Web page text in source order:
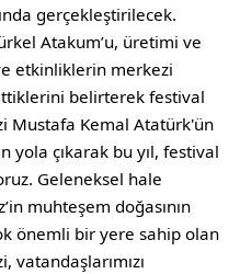
gerçekleştirilecek.
Atakum’u, üretimi ve
etkinliklerin merkezi
belirterek festival
Mustafa Kemal Atatürk'ün
yola çıkarak bu yıl, festival
Geleneksel hale
muhteşem doğasının
önemli bir yere sahip olan
vatandaşlarımızı